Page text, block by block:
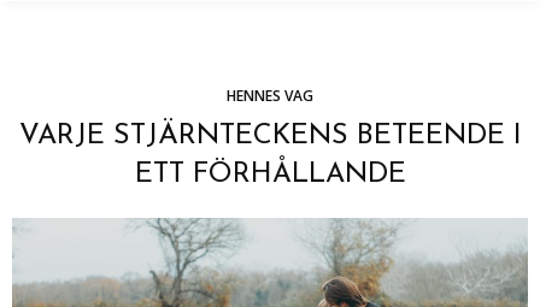
HENNES VAG
VARJE STJÄRNTECKENS BETEENDE I
ETT FÖRHÅLLANDE